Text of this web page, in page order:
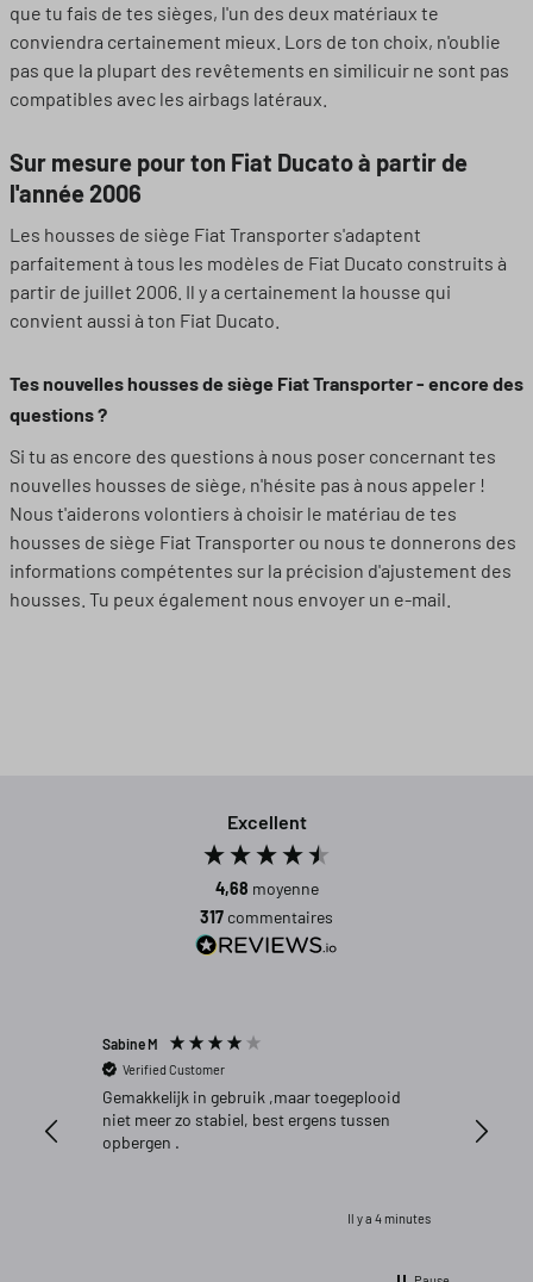
que tu fais de tes sièges, l'un des deux matériaux te
conviendra certainement mieux. Lors de ton choix, n'oublie
pas que la plupart des revêtements en similicuir ne sont pas
compatibles avec les airbags latéraux.
Sur mesure pour ton Fiat Ducato à partir de
l'année 2006
Les housses de siège Fiat Transporter s'adaptent
parfaitement à tous les modèles de Fiat Ducato construits à
partir de juillet 2006. Il y a certainement la housse qui
convient aussi à ton Fiat Ducato.
Tes nouvelles housses de siège Fiat Transporter - encore des
questions ?
Si tu as encore des questions à nous poser concernant tes
nouvelles housses de siège, n'hésite pas à nous appeler !
Nous t'aiderons volontiers à choisir le matériau de tes
housses de siège Fiat Transporter ou nous te donnerons des
informations compétentes sur la précision d'ajustement des
housses. Tu peux également nous envoyer un e-mail.
Excellent
4,68 moyenne
317 commentaires
Sabine M
Verified Customer
Gemakkelijk in gebruik ,maar toegeplooid
niet meer zo stabiel, best ergens tussen
opbergen .
Il y a 4 minutes